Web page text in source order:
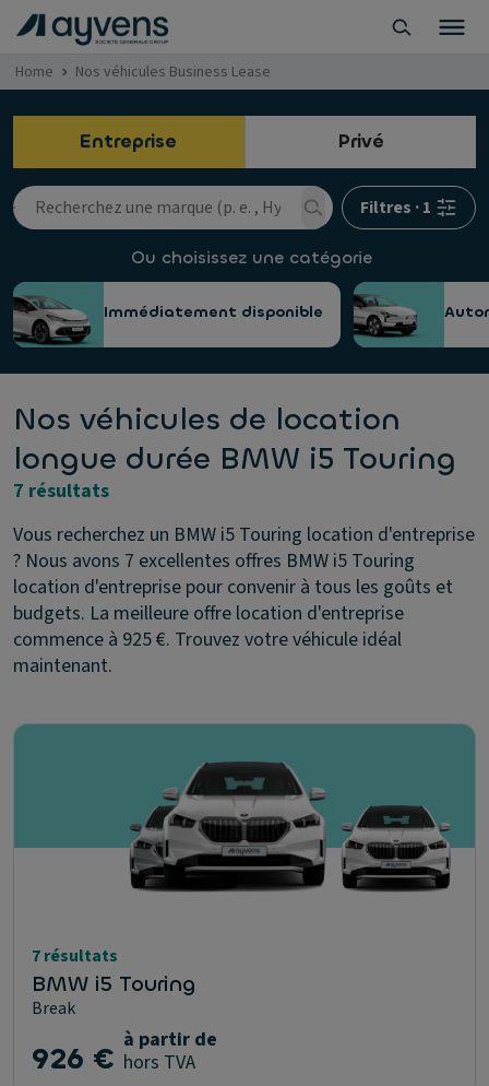
Home Nos véhicules Business Lease
Entreprise Privé
Filtres ·1
Ou choisissez une catégorie
Immédiatement disponible
Nos véhicules de location
longue durée BMW i5 Touring
7 résultats
Vous recherchez un BMW i5 Touring location d'entreprise
? Nous avons 7 excellentes offres BMW i5 Touring
location d'entreprise pour convenir à tous les goûts et
budgets. La meilleure offre location d'entreprise
commence à 925 €. Trouvez votre véhicule idéal
maintenant.
7 résultats
BMW i5 Touring
Break
926 € à partir de
hors TVA